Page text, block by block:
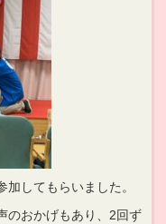
してもらいました。
のおかげもあり、2回ず